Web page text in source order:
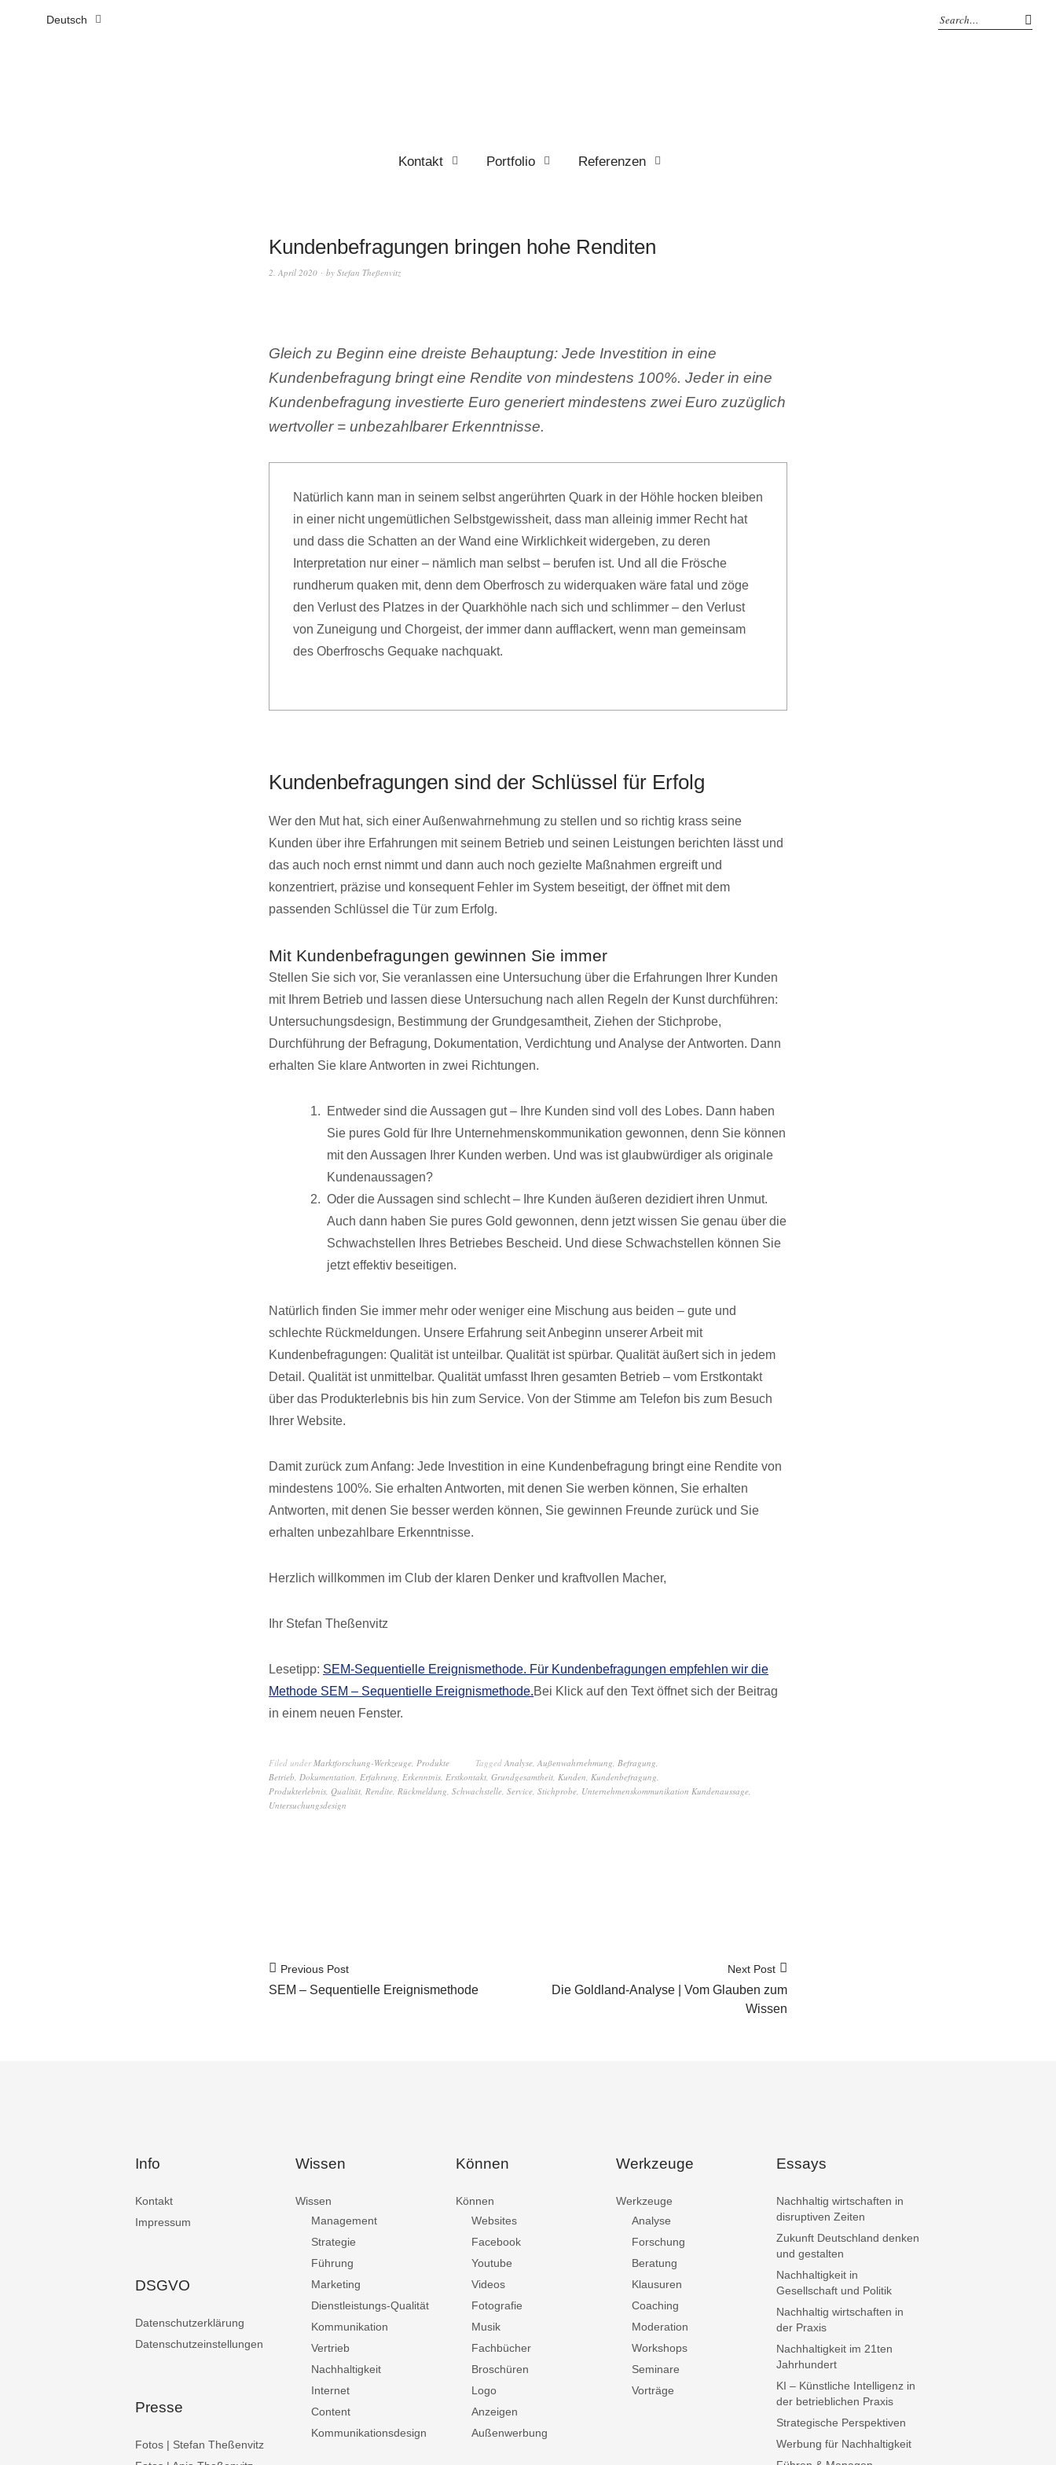
Deutsch
Kontakt Portfolio Referenzen
Kundenbefragungen bringen hohe Renditen
2. April 2020 by Stefan Theßenvitz
Gleich zu Beginn eine dreiste Behauptung: Jede Investition in eine
Kundenbefragung bringt eine Rendite von mindestens 100%. Jeder in eine
Kundenbefragung investierte Euro generiert mindestens zwei Euro zuzüglich
wertvoller = unbezahlbarer Erkenntnisse.
Natürlich kann man in seinem selbst angerührten Quark in der Höhle hocken bleiben
in einer nicht ungemütlichen Selbstgewissheit, dass man alleinig immer Recht hat
und dass die Schatten an der Wand eine Wirklichkeit widergeben, zu deren
Interpretation nur einer – nämlich man selbst – berufen ist. Und all die Frösche
rundherum quaken mit, denn dem Oberfrosch zu widerquaken wäre fatal und zöge
den Verlust des Platzes in der Quarkhöhle nach sich und schlimmer – den Verlust
von Zuneigung und Chorgeist, der immer dann aufflackert, wenn man gemeinsam
des Oberfroschs Gequake nachquakt.
Kundenbefragungen sind der Schlüssel für Erfolg
Wer den Mut hat, sich einer Außenwahrnehmung zu stellen und so richtig krass seine
Kunden über ihre Erfahrungen mit seinem Betrieb und seinen Leistungen berichten lässt und
das auch noch ernst nimmt und dann auch noch gezielte Maßnahmen ergreift und
konzentriert, präzise und konsequent Fehler im System beseitigt, der öffnet mit dem
passenden Schlüssel die Tür zum Erfolg.
Mit Kundenbefragungen gewinnen Sie immer
Stellen Sie sich vor, Sie veranlassen eine Untersuchung über die Erfahrungen Ihrer Kunden
mit Ihrem Betrieb und lassen diese Untersuchung nach allen Regeln der Kunst durchführen:
Untersuchungsdesign, Bestimmung der Grundgesamtheit, Ziehen der Stichprobe,
Durchführung der Befragung, Dokumentation, Verdichtung und Analyse der Antworten. Dann
erhalten Sie klare Antworten in zwei Richtungen.
Entweder sind die Aussagen gut – Ihre Kunden sind voll des Lobes. Dann haben
Sie pures Gold für Ihre Unternehmenskommunikation gewonnen, denn Sie können
mit den Aussagen Ihrer Kunden werben. Und was ist glaubwürdiger als originale
Kundenaussagen?
Oder die Aussagen sind schlecht – Ihre Kunden äußeren dezidiert ihren Unmut.
Auch dann haben Sie pures Gold gewonnen, denn jetzt wissen Sie genau über die
Schwachstellen Ihres Betriebes Bescheid. Und diese Schwachstellen können Sie
jetzt effektiv beseitigen.
Natürlich finden Sie immer mehr oder weniger eine Mischung aus beiden – gute und
schlechte Rückmeldungen. Unsere Erfahrung seit Anbeginn unserer Arbeit mit
Kundenbefragungen: Qualität ist unteilbar. Qualität ist spürbar. Qualität äußert sich in jedem
Detail. Qualität ist unmittelbar. Qualität umfasst Ihren gesamten Betrieb – vom Erstkontakt
über das Produkterlebnis bis hin zum Service. Von der Stimme am Telefon bis zum Besuch
Ihrer Website.
Damit zurück zum Anfang: Jede Investition in eine Kundenbefragung bringt eine Rendite von
mindestens 100%. Sie erhalten Antworten, mit denen Sie werben können, Sie erhalten
Antworten, mit denen Sie besser werden können, Sie gewinnen Freunde zurück und Sie
erhalten unbezahlbare Erkenntnisse.
Herzlich willkommen im Club der klaren Denker und kraftvollen Macher,
Ihr Stefan Theßenvitz
Lesetipp: SEM-Sequentielle Ereignismethode. Für Kundenbefragungen empfehlen wir die
Methode SEM – Sequentielle Ereignismethode.Bei Klick auf den Text öffnet sich der Beitrag
in einem neuen Fenster.
Filed underMarktforschung-Werkzeuge, Produkte Tagged Analyse, Außenwahrnehmung, Befragung,
Betrieb, Dokumentation, Erfahrung, Erkenntnis, Erstkontakt, Grundgesamtheit, Kunden, Kundenbefragung,
Produkterlebnis, Qualität, Rendite, Rückmeldung, Schwachstelle, Service, Stichprobe, Unternehmenskommunikation Kundenaussage,
Untersuchungsdesign
Previous Post
SEM – Sequentielle Ereignismethode
Next Post
Die Goldland-Analyse | Vom Glauben zum
Wissen
Info
Kontakt
Impressum
DSGVO
Datenschutzerklärung
Datenschutzeinstellungen
Presse
Fotos | Stefan Theßenvitz
Wissen
Wissen
Management
Strategie
Führung
Marketing
Dienstleistungs-Qualität
Kommunikation
Vertrieb
Nachhaltigkeit
Internet
Content
Kommunikationsdesign
Können
Können
Websites
Facebook
Youtube
Videos
Fotografie
Musik
Fachbücher
Broschüren
Logo
Anzeigen
Außenwerbung
Werkzeuge
Werkzeuge
Analyse
Forschung
Beratung
Klausuren
Coaching
Moderation
Workshops
Seminare
Vorträge
Essays
Nachhaltig wirtschaften in
disruptiven Zeiten
Zukunft Deutschland denken
und gestalten
Nachhaltigkeit in
Gesellschaft und Politik
Nachhaltig wirtschaften in
der Praxis
Nachhaltigkeit im 21ten
Jahrhundert
KI – Künstliche Intelligenz in
der betrieblichen Praxis
Strategische Perspektiven
Werbung für Nachhaltigkeit